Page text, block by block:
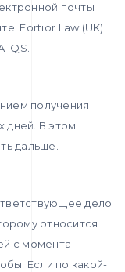
почты
Fortior Law (UK)
получения
дней. В этом
дальше.
дело
относится
с момента
Если по какой-